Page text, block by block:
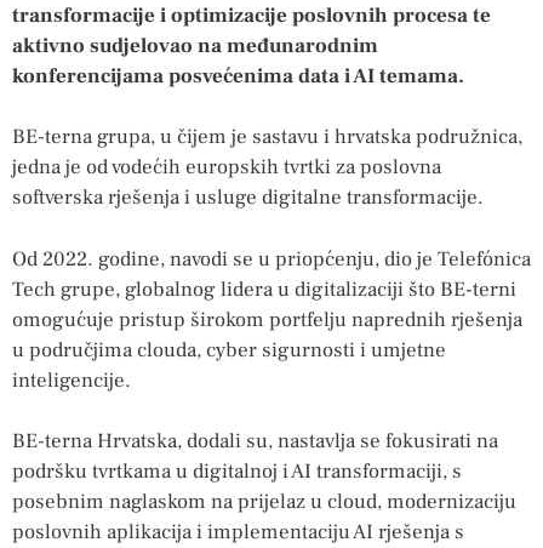
transformacije i optimizacije poslovnih procesa te
aktivno sudjelovao na međunarodnim
konferencijama posvećenima data i AI temama.
BE-terna grupa, u čijem je sastavu i hrvatska podružnica,
jedna je od vodećih europskih tvrtki za poslovna
softverska rješenja i usluge digitalne transformacije.
Od 2022. godine, navodi se u priopćenju, dio je Telefónica
Tech grupe, globalnog lidera u digitalizaciji što BE-terni
omogućuje pristup širokom portfelju naprednih rješenja
u područjima clouda, cyber sigurnosti i umjetne
inteligencije.
BE-terna Hrvatska, dodali su, nastavlja se fokusirati na
podršku tvrtkama u digitalnoj i AI transformaciji, s
posebnim naglaskom na prijelaz u cloud, modernizaciju
poslovnih aplikacija i implementaciju AI rješenja s